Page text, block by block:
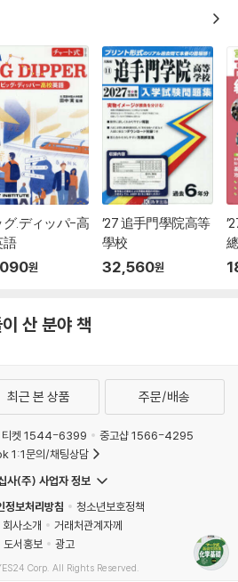
グ.ディッパ-高
語
원
’27 追手門學院高等
學校
32,560원
산 분야 책
최근 본 상품 주문/배송
티켓 1544-6399
중고샵 1566-4295
1:1문의/채팅상담
사(주) 사업자 정보
정보처리방침
청소년보호정책
회사소개
거래처관계자께
도서홍보
광고
Corp. All Rights Reserved.